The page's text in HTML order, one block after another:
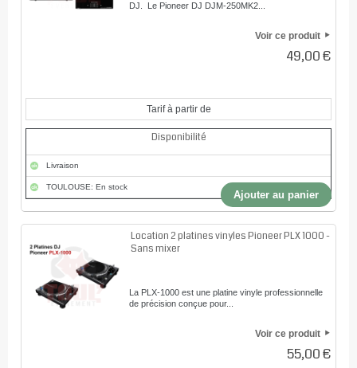
DJ. Le Pioneer DJ DJM-250MK2...
Voir ce produit
49,00 €
Tarif à partir de
Disponibilité
Livraison
TOULOUSE: En stock
Ajouter au panier
Location 2 platines vinyles Pioneer PLX 1000 -
Sans mixer
La PLX-1000 est une platine vinyle professionnelle
de précision conçue pour...
Voir ce produit
55,00 €